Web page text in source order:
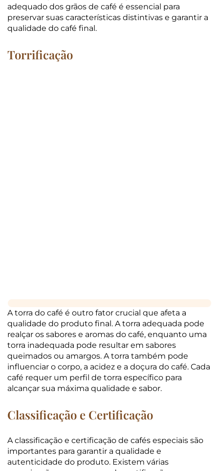
adequado dos grãos de café é essencial para
preservar suas características distintivas e garantir a
qualidade do café final.
Torrificação
A torra do café é outro fator crucial que afeta a
qualidade do produto final. A torra adequada pode
realçar os sabores e aromas do café, enquanto uma
torra inadequada pode resultar em sabores
queimados ou amargos. A torra também pode
influenciar o corpo, a acidez e a doçura do café. Cada
café requer um perfil de torra específico para
alcançar sua máxima qualidade e sabor.
Classificação e Certificação
A classificação e certificação de cafés especiais são
importantes para garantir a qualidade e
autenticidade do produto. Existem várias